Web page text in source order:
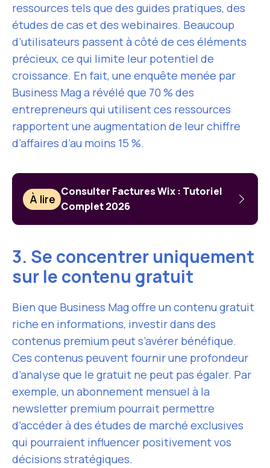
ressources tels que des guides pratiques, des
études de cas et des webinaires. Beaucoup
d’utilisateurs passent à côté de ces éléments
précieux, ce qui limite leur potentiel de
croissance. En fait, une enquête menée par
Business Mag a révélé que 70 % des
entrepreneurs qui utilisent ces ressources
rapportent une augmentation de leur chiffre
d’affaires d’au moins 15 %.
À lire
Consulter Factures Wix : Tutoriel
Complet 2026
3. Se concentrer uniquement
sur le contenu gratuit
Bien que Business Mag offre un contenu gratuit
riche en informations, investir dans des
contenus premium peut s’avérer bénéfique.
Ces contenus peuvent fournir une profondeur
d’analyse que le gratuit ne peut pas égaler. Par
exemple, un abonnement mensuel à la
newsletter premium pourrait permettre
d’accéder à des études de marché exclusives
qui pourraient influencer positivement vos
décisions stratégiques.